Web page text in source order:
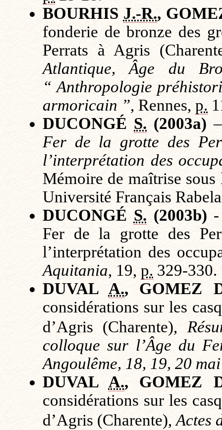
BOURHIS J.-R.,
fonderie de bronze des
Perrats à Agris
Atlantique, Âge du
“ Anthropologie
armoricain ”, Rennes,p.
DUCONGÉ S. (2003a)
Fer de la grotte des
l’interprétation des
Mémoire de maîtrise
Université Français
DUCONGÉ S. (2003b)
Fer de la grotte des
l’interprétation des
Aquitania, 19,p. 329-330.
DUVAL A., GOMEZ
considérations sur les
d’Agris (Charente),
colloque sur l’Âge du
Angoulême, 18, 19, 20
DUVAL A., GOMEZ
considérations sur les
d’Agris (Charente),Actes